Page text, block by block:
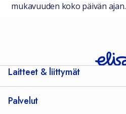
mukavuuden koko päivän ajan.
Laitteet & liittymät
Palvelut